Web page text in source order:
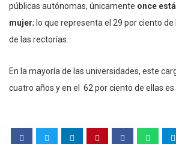
públicas autónomas, únicamente once
mujer; lo que representa el 29 por ciento
de las rectorías.
En la mayoría de las universidades, este
cuatro años y en el 62 por ciento de ellas es